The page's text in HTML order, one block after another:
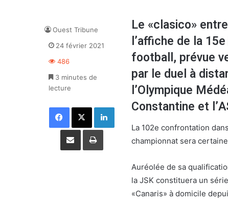
Le «clasico»
l’affiche de la
football, prévue
par le duel à
l’Olympique
Constantine et
La 102e confrontation
championnat sera
Auréolée de sa
la JSK constituera un
«Canaris» à domicile
Ouest Tribune
24 février 2021
486
3 minutes de
lecture
Facebook X Linkedin
Partager par email Imprimer